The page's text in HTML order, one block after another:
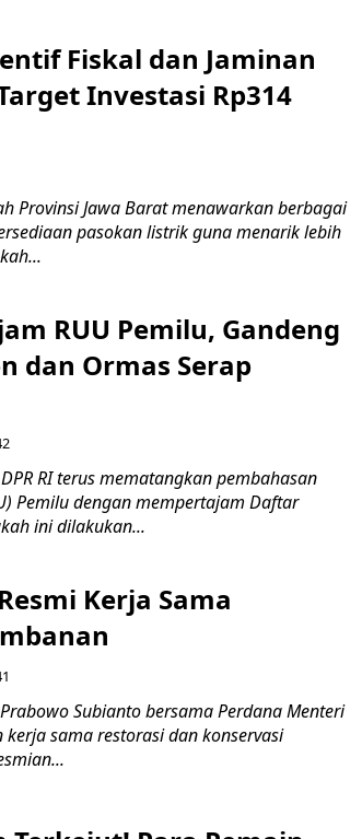
Fiskal dan Jaminan
Investasi Rp314
Provinsi Jawa Barat menawarkan berbagai
pasokan listrik guna menarik lebih
RUU Pemilu, Gandeng
dan Ormas Serap
DPR RI terus mematangkan pembahasan
Pemilu dengan mempertajam Daftar
ini dilakukan...
Kerja Sama
Prabowo Subianto bersama Perdana Menteri
sama restorasi dan konservasi